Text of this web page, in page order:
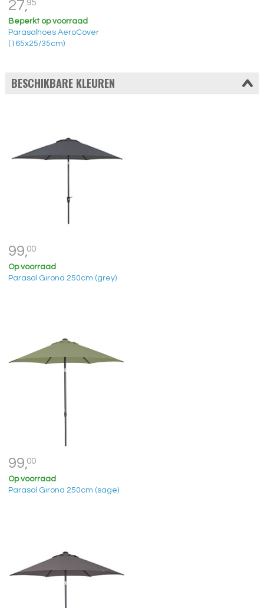
27,95
Beperkt op voorraad
Parasolhoes AeroCover
(165x25/35cm)
BESCHIKBARE KLEUREN
99,00
Op voorraad
Parasol Girona 250cm (grey)
99,00
Op voorraad
Parasol Girona 250cm (sage)